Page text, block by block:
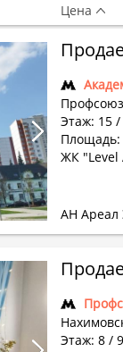
Этаж: 15 /
Площадь:
ЖК "Level
АН Ареал
Этаж: 8 / 9
Цена